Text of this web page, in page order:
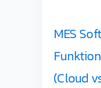
MES
(Cloud